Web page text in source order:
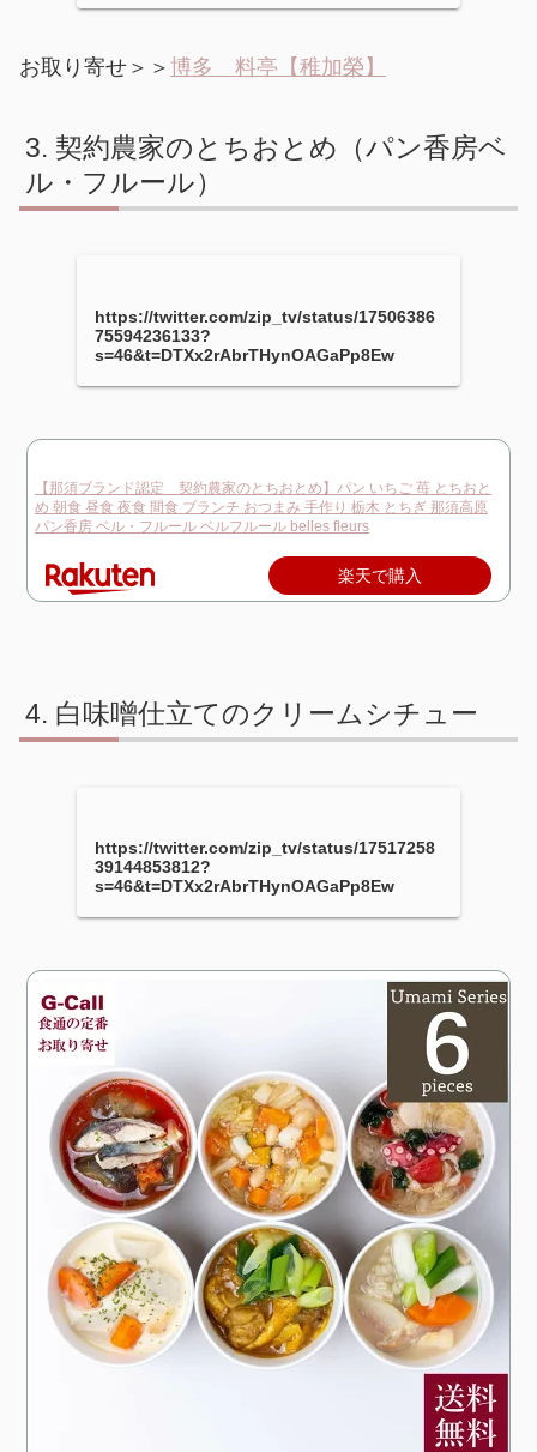
お取り寄せ＞＞ 博多 料亭【稚加榮】
契約農家のとちおとめ（パン香房ベ
ル・フルール）
https://twitter.com/zip_tv/status/17506386
75594236133?
s=46&t=DTXx2rAbrTHynOAGaPp8Ew
【那須ブランド認定 契約農家のとちおとめ】パン いちご 苺 とちおと
め 朝食 昼食 夜食 間食 ブランチ おつまみ 手作り 栃木 とちぎ 那須高原
パン香房 ベル・フルール ベルフルール belles fleurs
楽天で購入
白味噌仕立てのクリームシチュー
https://twitter.com/zip_tv/status/17517258
39144853812?
s=46&t=DTXx2rAbrTHynOAGaPp8Ew